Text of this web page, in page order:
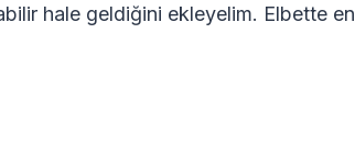
hale geldiğini ekleyelim. Elbette en